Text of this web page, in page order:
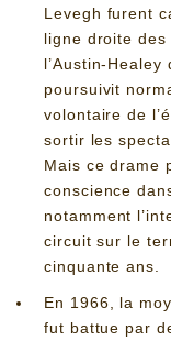
Levegh furent
ligne droite des
l’Austin-
poursuivit
volontaire de
sortir les
Mais ce drame
conscience
notamment
circuit sur le
cinquante ans.
En 1966, la
fut battue par